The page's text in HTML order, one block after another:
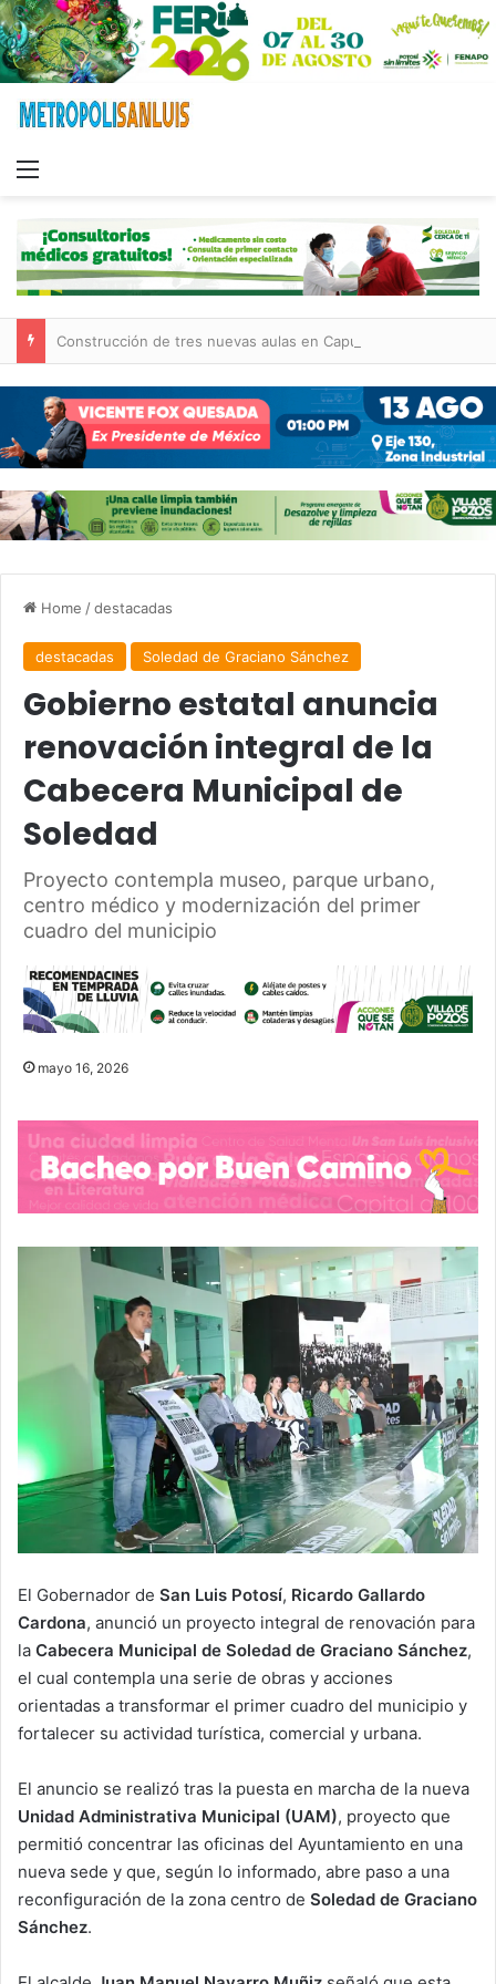
Home /destacadas
destacadas Soledad de Graciano Sánchez
Gobierno estatal anuncia
renovación integral de la
Cabecera Municipal de
Soledad
Proyecto contempla museo, parque urbano,
centro médico y modernización del primer
cuadro del municipio
mayo 16, 2026
El Gobernador de San Luis Potosí, Ricardo Gallardo
Cardona, anunció un proyecto integral de renovación para
la Cabecera Municipal de Soledad de Graciano Sánchez,
el cual contempla una serie de obras y acciones
orientadas a transformar el primer cuadro del municipio y
fortalecer su actividad turística, comercial y urbana.
El anuncio se realizó tras la puesta en marcha de la nueva
Unidad Administrativa Municipal (UAM), proyecto que
permitió concentrar las oficinas del Ayuntamiento en una
nueva sede y que, según lo informado, abre paso a una
reconfiguración de la zona centro de Soledad de Graciano
Sánchez.